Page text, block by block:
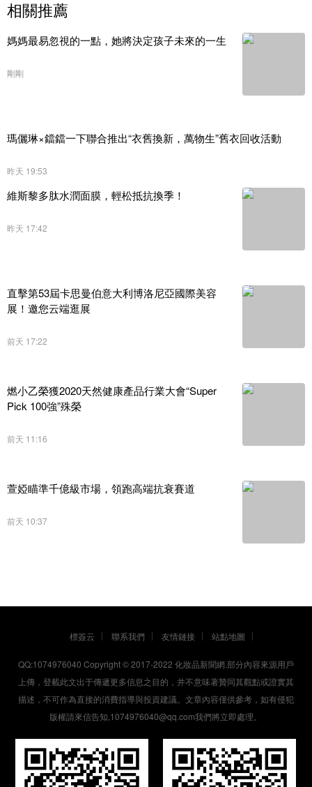
相關推薦
媽媽最易忽視的一點，她將決定孩子未來的一生
剛剛
瑪儷琳×鐺鐺一下聯合推出“衣舊換新，萬物生”舊衣回收活動
昨天 19:53
維斯黎多肽水潤面膜，輕松抵抗換季！
昨天 17:42
直擊第53屆卡思曼伯意大利博洛尼亞國際美容
展！邀您云端逛展
前天 17:22
燃小乙榮獲2020天然健康產品行業大會“Super
Pick 100強”殊榮
前天 11:16
萱婭瞄準千億級市場，領跑高端抗衰賽道
前天 10:37
標簽云 聯系我們 友情鏈接 站點地圖
QQ:1074976040 Copyright © 2017-2022 化妝品新聞網.部分內容來源用戶
上傳，登載此文出于傳遞更多信息之目的，并不意味著贊同其觀點或證實其
描述，不可作為直接的消費指導與投資建議。文章內容僅供參考，如有侵犯
版權請來信告知,1074976040@qq.com我們將立即處理。